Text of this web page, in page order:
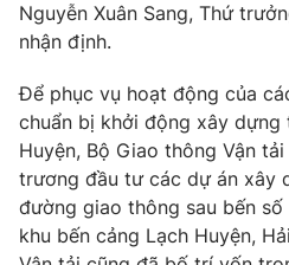
cấp ngày 29/12/2023
Tổng Biên tập:
Nguyễn Trọng Ninh
Tổng đài VTV:024.38 355 931 -
Ðiện thoại Thời báo VTV: 024.66
Email:toasoan@vtv.vn
Liên hệ quảng cáo:024-7300.7108
Nguyễn Xuân Sang, Thứ
nhận định.
Để phục vụ hoạt động của
chuẩn bị khởi động xây dựng
Huyện, Bộ Giao thông Vận
trương đầu tư các dự án xây
đường giao thông sau bến
khu bến cảng Lạch Huyện,